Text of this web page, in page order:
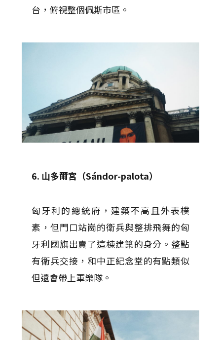
台，俯視整個佩斯市區。
6. 山多爾宮（Sándor-palota）
匈牙利的總統府，建築不高且外表樸
素，但門口站崗的衛兵與整排飛舞的匈
牙利國旗出賣了這棟建築的身分。整點
有衛兵交接，和中正紀念堂的有點類似
但還會帶上軍樂隊。